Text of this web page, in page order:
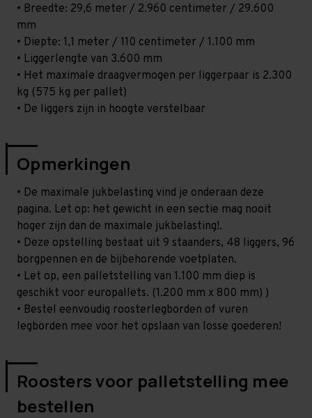
• Breedte: 29,6 meter / 2.960 centimeter / 29.600
mm
• Diepte: 1,1 meter / 110 centimeter / 1.100 mm
• Liggerlengte van 3.600 mm
• Het maximale draagvermogen per liggerpaar is 2.300
kg (575 kg per pallet)
• De liggers zijn in hoogte verstelbaar
Opmerkingen
• De maximale jukbelasting vind je onderaan deze
pagina. Let op: het gewicht in een sectie mag nooit
hoger zijn dan de maximale jukbelasting!.
• Deze opstelling bestaat uit 9 staanders, 48 liggers, 96
borgpennen en de bijbehorende voetplaten.
• Let op, een palletstelling van 1.100 mm diep is
geschikt voor europallets. (1.200 mm x 800 mm) )
• Bestel eenvoudig roosterlegborden of vuren
legborden mee voor het opslaan van losse goederen!
Roosters voor palletstelling mee
bestellen